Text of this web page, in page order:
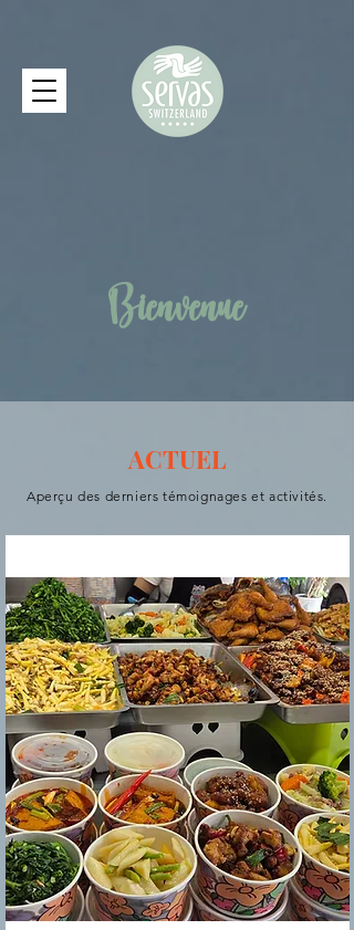
Bienvenue
ACTUEL
Aperçu des derniers témoignages et activités.